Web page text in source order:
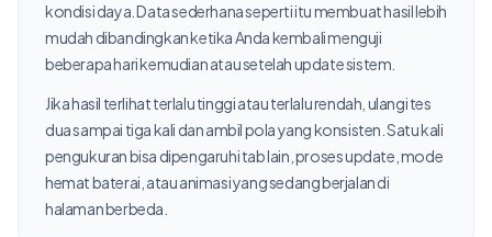
kondisi daya. Data sederhana seperti itu membuat hasil lebih
mudah dibandingkan ketika Anda kembali menguji
beberapa hari kemudian atau setelah update sistem.
Jika hasil terlihat terlalu tinggi atau terlalu rendah, ulangi tes
dua sampai tiga kali dan ambil pola yang konsisten. Satu kali
pengukuran bisa dipengaruhi tab lain, proses update, mode
hemat baterai, atau animasi yang sedang berjalan di
halaman berbeda.